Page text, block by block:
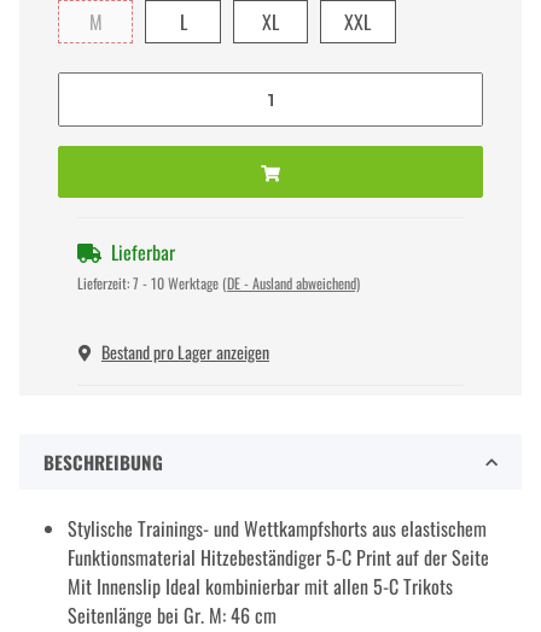
M
L XL XXL
Lieferbar
Lieferzeit:7 - 10 Werktage (DE - Ausland abweichend)
Bestand pro Lager anzeigen
BESCHREIBUNG
Stylische Trainings- und Wettkampfshorts aus elastischem
Funktionsmaterial Hitzebeständiger 5-C Print auf der Seite
Mit Innenslip Ideal kombinierbar mit allen 5-C Trikots
Seitenlänge bei Gr. M: 46 cm